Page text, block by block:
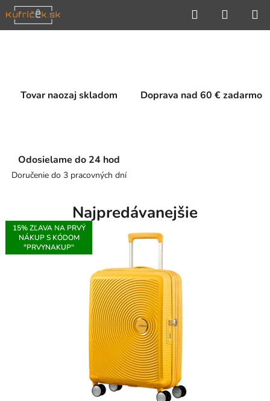
Prejsť
na
obsah
Hľadať
KOŠÍK
t
v
n
a
Tovar naozaj skladom Doprava nad 60 € zadarmo
Odosielame do 24 hod
Doručenie do 3 pracovných dní
Najpredávanejšie
15% ZĽAVA NA PRVÝ
NÁKUP S KÓDOM
"PRVYNAKUP"